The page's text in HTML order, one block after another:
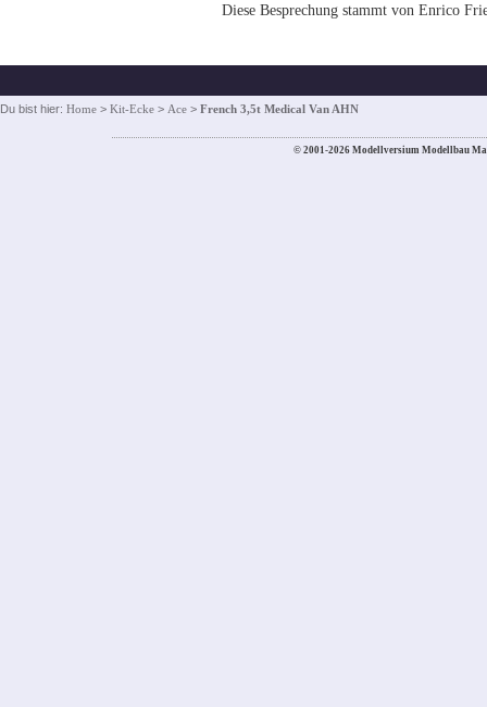
Diese Besprechung stammt von Enrico
Du bist hier: Home > Kit-Ecke > Ace > French 3,5t Medical Van AHN
© 2001-2026 Modellversium Modellbau